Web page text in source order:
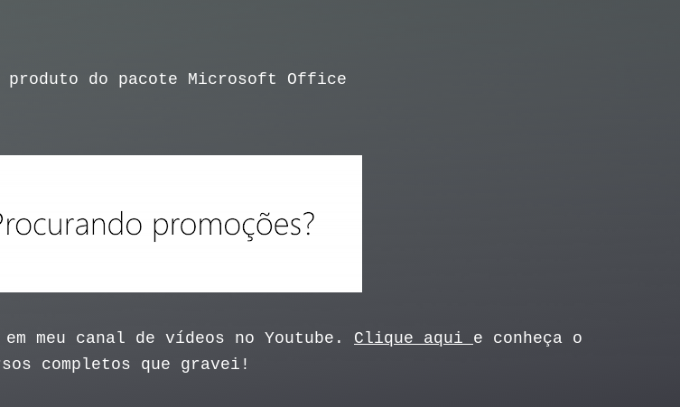
produto do pacote Microsoft Office
em meu canal de vídeos no Youtube. Clique aqui e conheça o
completos que gravei!